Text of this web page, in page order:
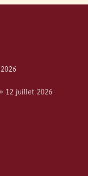
12 juillet 2026